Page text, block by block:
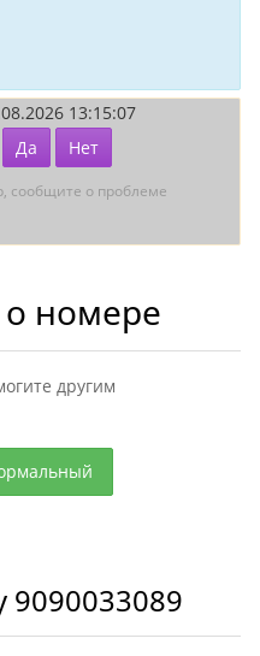
13:15:07
Да Нет
сообщите о проблеме
о номере
другим
9090033089